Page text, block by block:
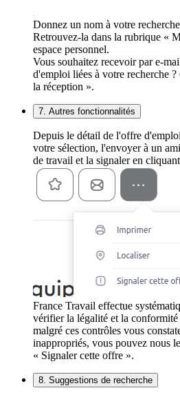
Donnez un nom à votre
Retrouvez-la dans la rubrique «
espace personnel.
Vous souhaitez recevoir par e-
d'emploi liées à votre recherche
la réception ».
7. Autres fonctionnalités
Depuis le détail de l'offre
votre sélection, l'envoyer à un
de travail et la signaler en
France Travail effectue
vérifier la légalité et la
malgré ces contrôles vous
inappropriés, vous pouvez nous
« Signaler cette offre ».
8. Suggestions de recherche